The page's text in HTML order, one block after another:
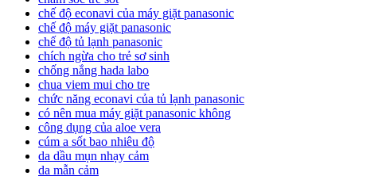
chế độ econavi của máy giặt panasonic
chế độ máy giặt panasonic
chế độ tủ lạnh panasonic
chích ngừa cho trẻ sơ sinh
chống nắng hada labo
chua viem mui cho tre
chức năng econavi của tủ lạnh panasonic
có nên mua máy giặt panasonic không
công dụng của aloe vera
cúm a sốt bao nhiêu độ
da dầu mụn nhạy cảm
da mẫn cảm